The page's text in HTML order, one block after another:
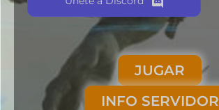
JUGAR
INFO SERVIDOR